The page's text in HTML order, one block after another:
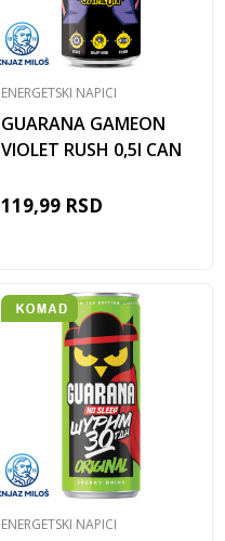
ENERGETSKI NAPICI
GUARANA GAMEON
VIOLET RUSH 0,5l CAN
119,99 RSD
ENERGETSKI NAPICI